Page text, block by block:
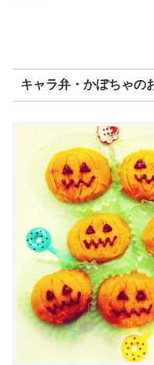
キャラ弁・かぼちゃの